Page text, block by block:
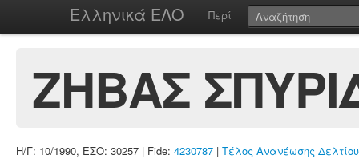
Ελληνικά ΕΛΟ Περί
ΖΗΒΑΣ
Η/Γ: 10/1990, ΕΣΟ: 30257 | Fide: 4230787 | Τέλος Ανανέωσης Δελτίου